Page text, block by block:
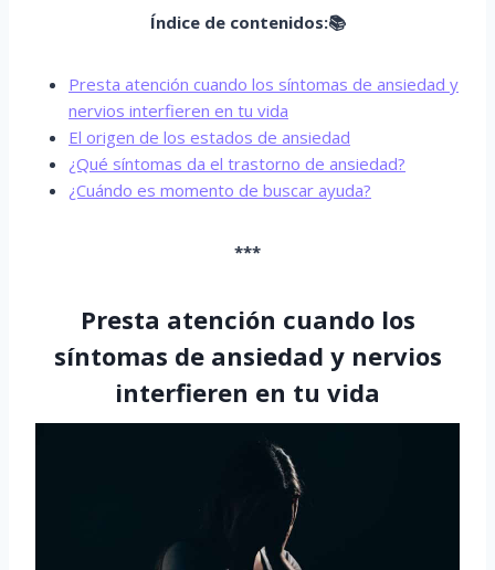
Índice de contenidos:📚
Presta atención cuando los síntomas de ansiedad y
nervios interfieren en tu vida
El origen de los estados de ansiedad
¿Qué síntomas da el trastorno de ansiedad?
¿Cuándo es momento de buscar ayuda?
***
Presta atención cuando los
síntomas de ansiedad y nervios
interfieren en tu vida